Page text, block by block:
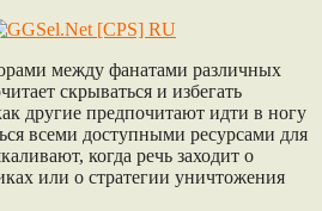
между фанатами различных
скрываться и избегать
другие предпочитают идти в ногу
всеми доступными ресурсами для
когда речь заходит о
или о стратегии уничтожения